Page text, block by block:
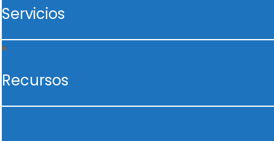
Servicios
Recursos